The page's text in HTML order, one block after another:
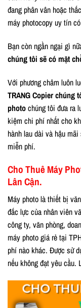
đang phân vân hoặc
máy photocopy uy tín
Bạn còn ngần ngại gì
chúng tôi sẽ có mặt
Với phương châm luôn
TRANG Copier chúng
photochúng tôi đưa ra
kiệm chi phí nhất cho
hành lau dài và hậu
miễn phí.
Cho Thuê Máy
Lân Cận.
Máy photo là thiết bị
đắc lực của nhân viên
công ty, văn phòng,
máy photo giá rẻ tại
phí nào khác. Được sử
nếu không đạt yêu cầu.